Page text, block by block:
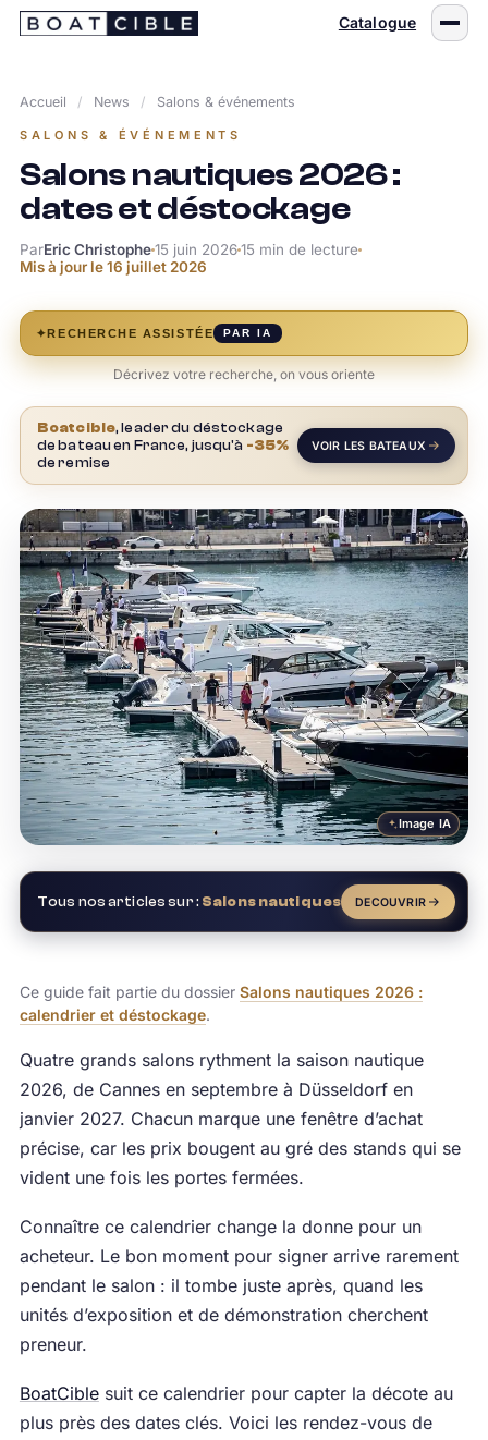
Passer
Catalogue
Accueil / News / Salons & événements
SALONS & ÉVÉNEMENTS
Salons nautiques 2026 :
dates et déstockage
ParEric Christophe15 juin 202615 min de lecture
Mis à jour le16 juillet 2026
✦RECHERCHE ASSISTÉE PAR IA
Décrivez votre recherche, on vous oriente
Boatcible, leader du déstockage
de bateau en France, jusqu'à -35%
de remise
VOIR LES BATEAUX
Image IA
Tous nos articles sur : Salons nautiques DECOUVRIR
Ce guide fait partie du dossier Salons nautiques 2026 :
calendrier et déstockage.
Quatre grands salons rythment la saison nautique
2026, de Cannes en septembre à Düsseldorf en
janvier 2027. Chacun marque une fenêtre d’achat
précise, car les prix bougent au gré des stands qui se
vident une fois les portes fermées.
Connaître ce calendrier change la donne pour un
acheteur. Le bon moment pour signer arrive rarement
pendant le salon : il tombe juste après, quand les
unités d’exposition et de démonstration cherchent
preneur.
BoatCiblesuit ce calendrier pour capter la décote au
plus près des dates clés. Voici les rendez-vous de